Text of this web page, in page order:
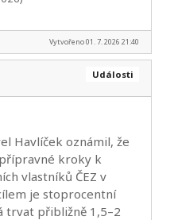
Vytvořeno 01. 7. 2026 21:40
Události
Havlíček oznámil, že
kroky k
vlastníků ČEZ v
je stoprocentní
trvat přibližně 1,5–2